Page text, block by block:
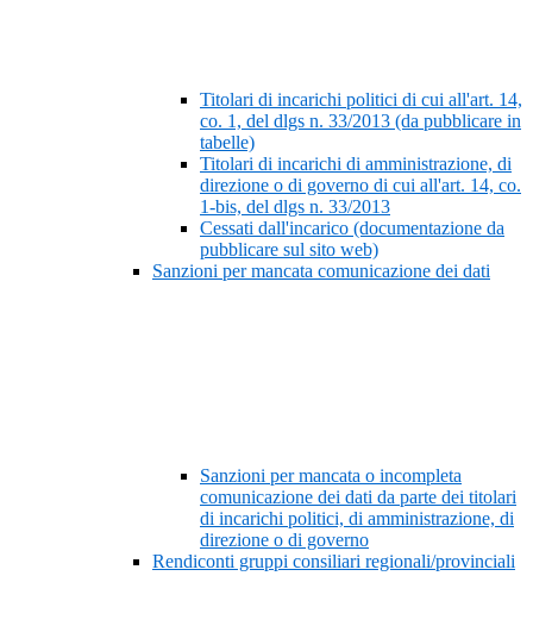
Titolari di incarichi politici di cui all'art. 14,
co. 1, del dlgs n. 33/2013 (da pubblicare in
tabelle)
Titolari di incarichi di amministrazione, di
direzione o di governo di cui all'art. 14, co.
1-bis, del dlgs n. 33/2013
Cessati dall'incarico (documentazione da
pubblicare sul sito web)
Sanzioni per mancata comunicazione dei dati
Sanzioni per mancata o incompleta
comunicazione dei dati da parte dei titolari
di incarichi politici, di amministrazione, di
direzione o di governo
Rendiconti gruppi consiliari regionali/provinciali